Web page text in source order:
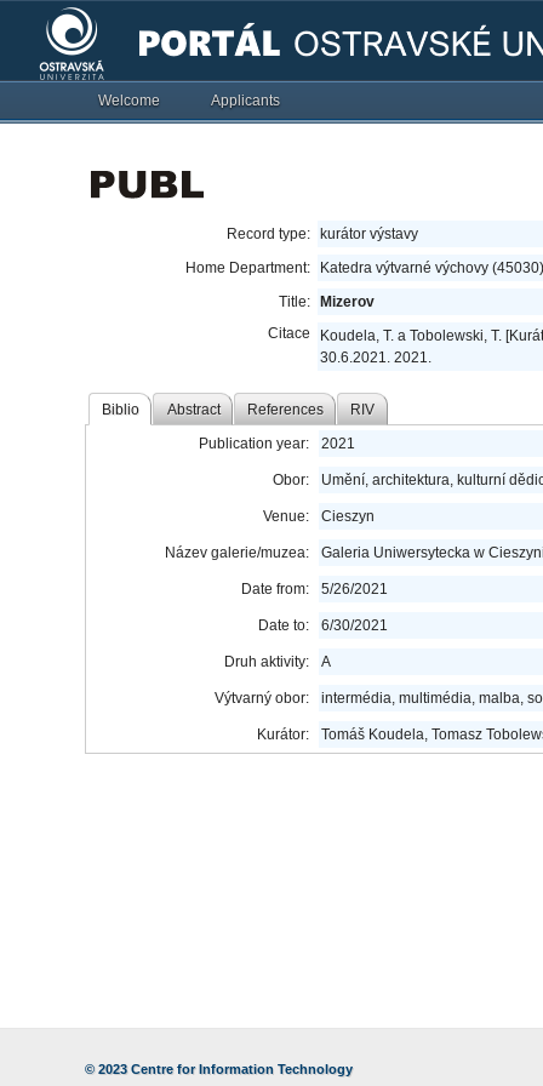
Welcome Applicants
Record type:
kurátor výstavy
Home Department:
Katedra výtvarné výchovy (45030)
Title:
Mizerov
Citace
Koudela, T. a Tobolewski, T.
30.6.2021. 2021.
Biblio Abstract References RIV
Publication year: 2021
Obor: Umění, architektura, kulturní
Venue: Cieszyn
Název galerie/muzea: Galeria Uniwersytecka w
Date from: 5/26/2021
Date to: 6/30/2021
Druh aktivity: A
Výtvarný obor: intermédia, multimédia, malba,
Kurátor: Tomáš Koudela, Tomasz
© 2023 Centre for Information Technology